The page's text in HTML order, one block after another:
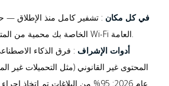
HTTPS في كل مكان : تشفير كامل منذ الإطلاق —
الخاصة بك محمية من المتلصصين على شبكات Wi-Fi العامة.
أدوات الإشراف : فرق الذكاء
المحتوى غير القانوني (مثل التحميلات غير